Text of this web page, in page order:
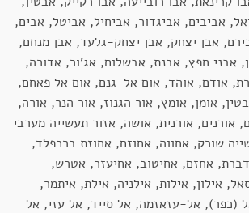
אביבים, אביגדור, אביחיל, אביטל, אבים,
אבן יצחק, אבן יצחק-גלעד, אבן מנחם,
אבני חפץ, אבנת, אבשלום, אג'ור, אדורה,
אודם, אוהד, אום אל-גנם, אום אל פאחם,
אומן, אומץ, אור הגנוז, אור הנר, אורה,
אורנים, אורנית, אושה, אזור תעשייה מערבי
שורק, אחווה, אחוזם, אחוזת ברכפלד,
אחזם, אחיטוב, אחיעזר, אטרש,
אילון, אילות, אילניה, אילת, איתמר,
(כפר), אל-עזאזמה, אל סייד, אל עזי, אל